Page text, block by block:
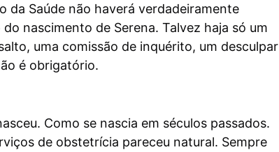
da Saúde não haverá verdadeiramente
nascimento de Serena. Talvez haja só um
uma comissão de inquérito, um desculpar
é obrigatório.
Como se nascia em séculos passados.
de obstetrícia pareceu natural. Sempre